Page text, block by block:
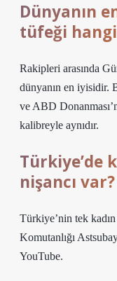
Dünyanın
tüfeği
Rakipleri arasında
dünyanın en iyisidir.
ve ABD
kalibreyle aynıdır.
Türkiye’de
nişancı var?
Türkiye’nin tek kadın
Komutanlığı
YouTube.